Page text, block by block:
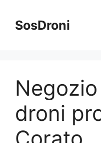
contenuto
SosDroni
droni